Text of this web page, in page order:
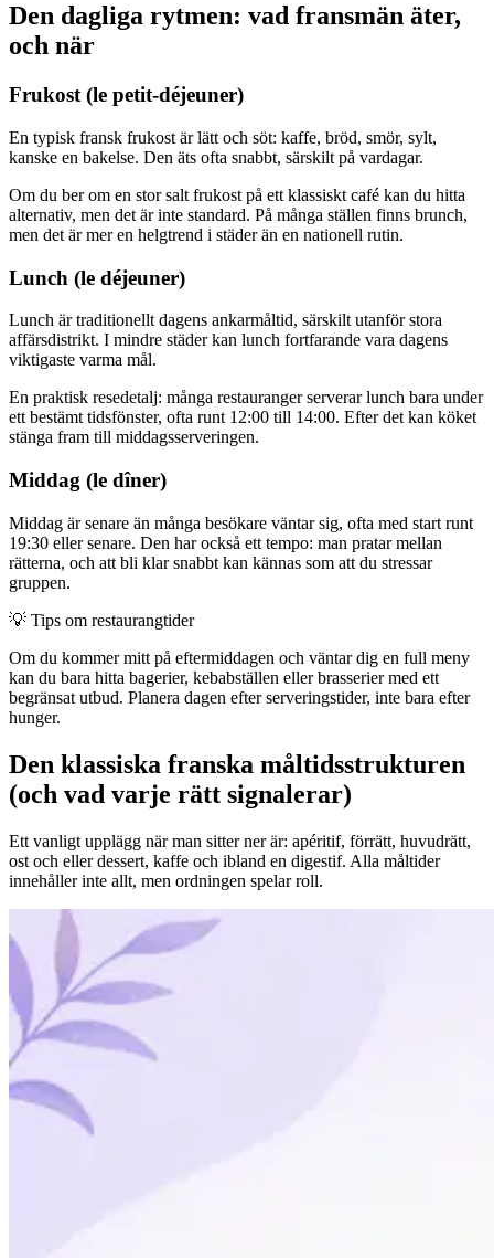
Den dagliga rytmen: vad fransmän äter,
och när
Frukost (le petit-déjeuner)
En typisk fransk frukost är lätt och söt: kaffe, bröd, smör, sylt,
kanske en bakelse. Den äts ofta snabbt, särskilt på vardagar.
Om du ber om en stor salt frukost på ett klassiskt café kan du hitta
alternativ, men det är inte standard. På många ställen finns brunch,
men det är mer en helgtrend i städer än en nationell rutin.
Lunch (le déjeuner)
Lunch är traditionellt dagens ankarmåltid, särskilt utanför stora
affärsdistrikt. I mindre städer kan lunch fortfarande vara dagens
viktigaste varma mål.
En praktisk resedetalj: många restauranger serverar lunch bara under
ett bestämt tidsfönster, ofta runt 12:00 till 14:00. Efter det kan köket
stänga fram till middagsserveringen.
Middag (le dîner)
Middag är senare än många besökare väntar sig, ofta med start runt
19:30 eller senare. Den har också ett tempo: man pratar mellan
rätterna, och att bli klar snabbt kan kännas som att du stressar
gruppen.
💡 Tips om restaurangtider
Om du kommer mitt på eftermiddagen och väntar dig en full meny
kan du bara hitta bagerier, kebabställen eller brasserier med ett
begränsat utbud. Planera dagen efter serveringstider, inte bara efter
hunger.
Den klassiska franska måltidsstrukturen
(och vad varje rätt signalerar)
Ett vanligt upplägg när man sitter ner är: apéritif, förrätt, huvudrätt,
ost och eller dessert, kaffe och ibland en digestif. Alla måltider
innehåller inte allt, men ordningen spelar roll.